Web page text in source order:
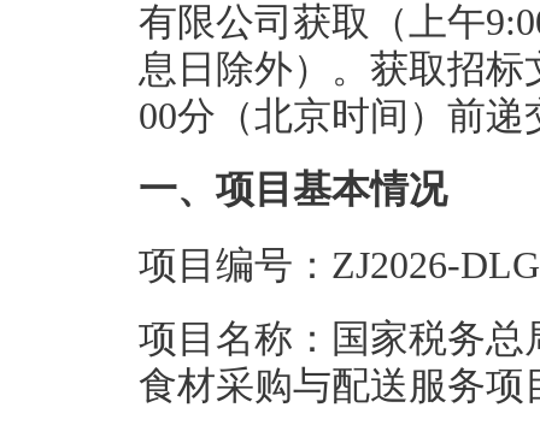
有限公司获取（上午
息日除外）。获取招标
00分（北京时间）前递
一、项目基本情况
项目编号：ZJ2026-
项目名称：国家税务总
食材采购与配送服务项